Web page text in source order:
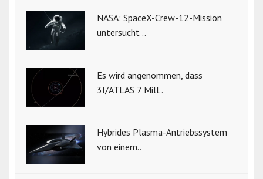
NASA: SpaceX-Crew-12-Mission
untersucht ..
Es wird angenommen, dass
3I/ATLAS 7 Mill..
Hybrides Plasma-Antriebssystem
von einem..